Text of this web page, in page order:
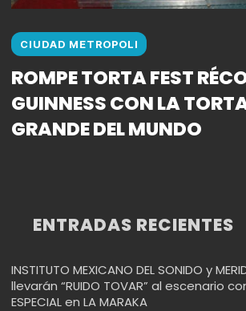
CIUDAD METROPOLI
ROMPE TORTA FEST
GUINNESS CON LA
GRANDE DEL MUNDO
ENTRADAS RECIENTES
INSTITUTO MEXICANO DEL SONIDO y
llevarán “RUIDO TOVAR” al escenario
ESPECIAL en LA MARAKA